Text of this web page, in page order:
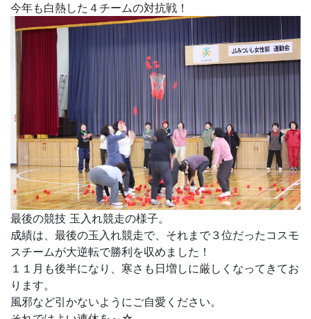
今年も白熱した４チームの対抗戦！
最後の競技 玉入れ競走の様子。
成績は、最後の玉入れ競走で、それまで３位だったコスモ
スチームが大逆転で勝利を収めました！
１１月も後半になり、寒さも日増しに厳しくなってきてお
ります。
風邪など引かないようにご自愛ください。